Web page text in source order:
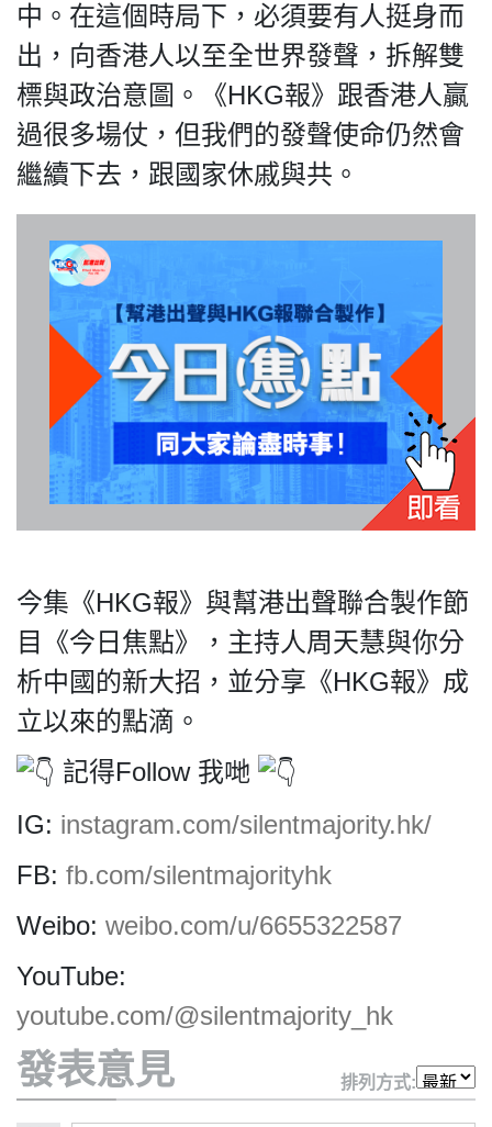
聯絡我們
2018
For
HK.
rights
reserved.
中。在這個時局下，必須要有人挺身而
出，向香港人以至全世界發聲，拆解雙
標與政治意圖。《HKG報》跟香港人贏
過很多場仗，但我們的發聲使命仍然會
繼續下去，跟國家休戚與共。
今集《HKG報》與幫港出聲聯合製作節
目《今日焦點》，主持人周天慧與你分
析中國的新大招，並分享《HKG報》成
立以來的點滴。
記得Follow 我哋
IG: instagram.com/silentmajority.hk/
FB: fb.com/silentmajorityhk
Weibo: weibo.com/u/6655322587
YouTube:
youtube.com/@silentmajority_hk
發表意見 排列方式: